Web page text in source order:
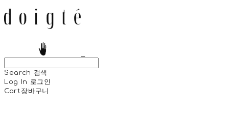
Search 검색
Log In
로그인
Cart 장바구니